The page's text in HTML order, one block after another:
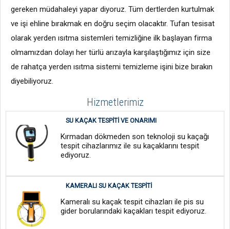
gereken müdahaleyi yapar diyoruz. Tüm dertlerden kurtulmak
ve işi ehline bırakmak en doğru seçim olacaktır. Tufan tesisat
olarak yerden ısıtma sistemleri temizliğine ilk başlayan firma
olmamızdan dolayı her türlü arızayla karşılaştığımız için size
de rahatça yerden ısıtma sistemi temizleme işini bize bırakın
diyebiliyoruz.
Hizmetlerimiz
SU KAÇAK TESPITI VE ONARIMI
Kırmadan dökmeden son teknoloji su kaçağı
tespit cihazlarımız ile su kaçaklarını tespit
ediyoruz.
KAMERALI SU KAÇAK TESPITI
Kameralı su kaçak tespit cihazları ile pis su
gider borularındaki kaçakları tespit ediyoruz.